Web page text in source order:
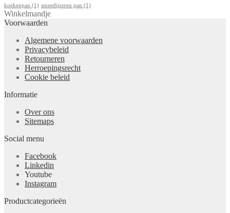
koekenpan (1) smeedijzeren pan (1)
Winkelmandje
Voorwaarden
Algemene voorwaarden
Privacybeleid
Retourneren
Herroepingsrecht
Cookie beleid
Informatie
Over ons
Sitemaps
Social menu
Facebook
Linkedin
Youtube
Instagram
Productcategorieën